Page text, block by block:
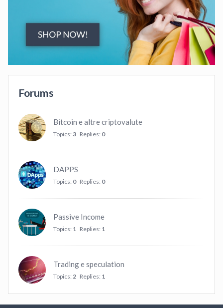
Forums
Bitcoin e altre criptovalute
Topics: 3 Replies: 0
DAPPS
Topics: 0 Replies: 0
Passive Income
Topics: 1 Replies: 1
Trading e speculation
Topics: 2 Replies: 1